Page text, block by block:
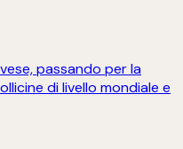
passando per la
di livello mondiale e